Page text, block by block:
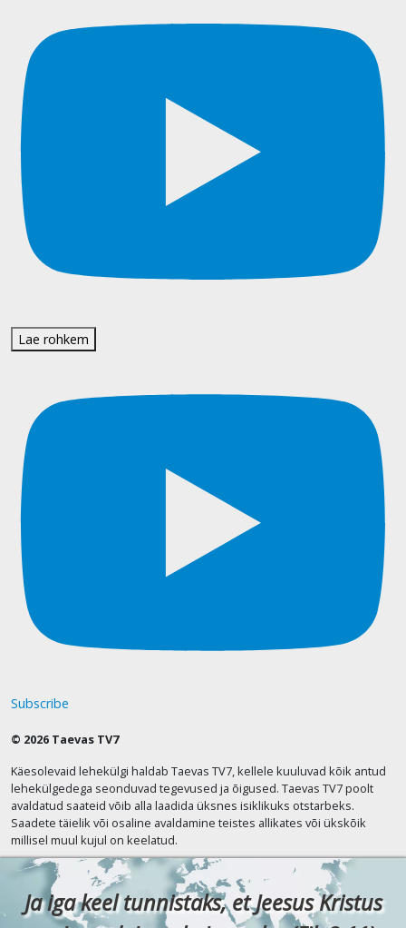
Lae rohkem
Subscribe
© 2026 Taevas TV7
Käesolevaid lehekülgi haldab Taevas TV7, kellele kuuluvad kõik antud
lehekülgedega seonduvad tegevused ja õigused. Taevas TV7 poolt
avaldatud saateid võib alla laadida üksnes isiklikuks otstarbeks.
Saadete täielik või osaline avaldamine teistes allikates või ükskõik
millisel muul kujul on keelatud.
Ja iga keel tunnistaks, et Jeesus Kristus